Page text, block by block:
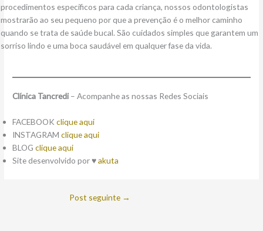
procedimentos específicos para cada criança, nossos odontologistas
mostrarão ao seu pequeno por que a prevenção é o melhor caminho
quando se trata de saúde bucal. São cuidados simples que garantem um
sorriso lindo e uma boca saudável em qualquer fase da vida.
Clínica Tancredi – Acompanhe as nossas Redes Sociais
FACEBOOKclique aqui
INSTAGRAMclique aqui
BLOGclique aqui
Site desenvolvido por♥akuta
Post seguinte →